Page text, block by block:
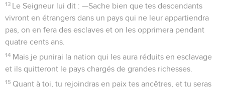
13 Le Seigneur lui dit : —Sache bien que tes descendants
vivront en étrangers dans un pays qui ne leur appartiendra
pas, on en fera des esclaves et on les opprimera pendant
quatre cents ans.
14 Mais je punirai la nation qui les aura réduits en esclavage
et ils quitteront le pays chargés de grandes richesses.
15 Quant à toi, tu rejoindras en paix tes ancêtres, et tu seras